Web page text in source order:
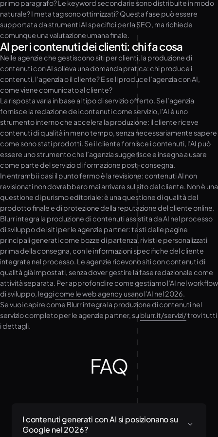
primo paragrafo? Le keyword secondarie sono distribuite in modo
naturale? I meta tag sono ottimizzati? Questa fase può essere
supportata da strumenti AI specifici per la SEO, ma richiede
comunque una valutazione umana finale.
AI per i contenuti dei clienti: chi fa cosa
Nelle agenzie che gestiscono siti per clienti, la produzione di
contenuti con AI solleva una domanda pratica: chi produce i
contenuti, l’agenzia o il cliente? E se li produce l’agenzia con AI,
come viene comunicato al cliente?
La risposta varia in base al tipo di servizio offerto. Se l’agenzia
fornisce la redazione dei contenuti come servizio, l’AI è uno
strumento interno che accelera la produzione: il cliente riceve
contenuti di qualità in meno tempo, senza necessariamente sapere
come sono stati prodotti. Se il cliente fornisce i contenuti, l’AI può
essere uno strumento che l’agenzia suggerisce e insegna a usare
come parte del servizio di formazione post-consegna.
In entrambi i casi il punto fermo è la revisione: contenuti AI non
revisionati non dovrebbero mai arrivare sul sito del cliente. Non è una
questione di purismo editoriale: è una questione di qualità del
prodotto finale e di protezione della reputazione del cliente online.
Blurr integra la produzione di contenuti assistita da AI nel processo
di sviluppo dei siti per le agenzie partner: testi delle pagine
principali generati come bozze di partenza, rivisti e personalizzati
prima della consegna, con le informazioni specifiche del cliente
integrate nel processo. Le agenzie ricevono siti con contenuti di
qualità già impostati, senza dover gestire la fase redazionale come
attività separata. Per approfondire come gestiamo l’AI nel workflow
di sviluppo, leggicome le web agency usano l’AI nel 2026.
Se vuoi capire come Blurr integra la produzione di contenuti nel
servizio completo per le agenzie partner, su blurr.it/servizi/trovi tutti
i dettagli.
FAQ
I contenuti generati con AI si posizionano su
Google nel 2026?